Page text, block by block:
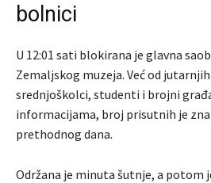
bolnici
U 12:01 sati blokirana je glavna
Zemaljskog muzeja. Već od
srednjoškolci, studenti i brojni
informacijama, broj prisutnih je
prethodnog dana.
Održana je minuta šutnje, a potom